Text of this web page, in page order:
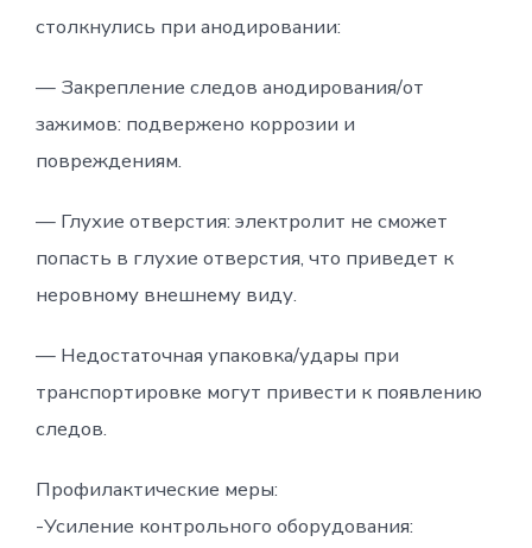
столкнулись при анодировании:
— Закрепление следов анодирования/от
зажимов: подвержено коррозии и
повреждениям.
— Глухие отверстия: электролит не сможет
попасть в глухие отверстия, что приведет к
неровному внешнему виду.
— Недостаточная упаковка/удары при
транспортировке могут привести к появлению
следов.
Профилактические меры:
-Усиление контрольного оборудования: